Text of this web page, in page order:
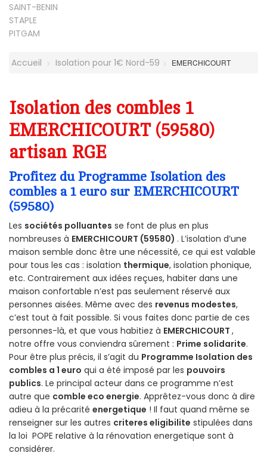
SAINT-BENIN
STAPLE
PITGAM
Accueil Isolation pour 1€ Nord-59 EMERCHICOURT
Isolation des combles 1
EMERCHICOURT (59580)
artisan RGE
Profitez du Programme Isolation des
combles a 1 euro sur EMERCHICOURT
(59580)
Les sociétés polluantes se font de plus en plus
nombreuses à EMERCHICOURT (59580) . L’isolation d’une
maison semble donc être une nécessité, ce qui est valable
pour tous les cas : isolation thermique, isolation phonique,
etc. Contrairement aux idées reçues, habiter dans une
maison confortable n’est pas seulement réservé aux
personnes aisées. Même avec des revenus modestes,
c’est tout à fait possible. Si vous faites donc partie de ces
personnes-là, et que vous habitiez à EMERCHICOURT ,
notre offre vous conviendra sûrement : Prime solidarite.
Pour être plus précis, il s’agit du Programme Isolation des
combles a 1 euro qui a été imposé par les pouvoirs
publics. Le principal acteur dans ce programme n’est
autre que comble eco energie. Apprêtez-vous donc à dire
adieu à la précarité energetique ! Il faut quand même se
renseigner sur les autres criteres eligibilite stipulées dans
la loi POPE relative à la rénovation energetique sont à
considérer.